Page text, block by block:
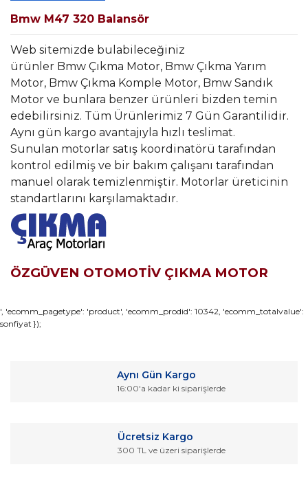
Bmw M47 320 Balansör
Web sitemizde bulabileceğiniz
ürünler Bmw Çıkma Motor, Bmw Çıkma Yarım
Motor, Bmw Çıkma Komple Motor, Bmw Sandık
Motor ve bunlara benzer ürünleri bizden temin
edebilirsiniz. Tüm Ürünlerimiz 7 Gün Garantilidir.
Aynı gün kargo avantajıyla hızlı teslimat.
Sunulan motorlar satış koordinatörü tarafından
kontrol edilmiş ve bir bakım çalışanı tarafından
manuel olarak temizlenmiştir. Motorlar üreticinin
standartlarını karşılamaktadır.
ÖZGÜVEN OTOMOTİV ÇIKMA MOTOR
Yorum Yaz
Bu ürünün fiyat bilgisi, resim, ürün açıklamalarında ve diğer
konularda yetersiz gördüğünüz noktaları öneri formunu
Ürün resmi kalitesiz, bozuk veya görüntülenemiyor.
Ürün fiyatı diğer sitelerden daha pahalı.
', 'ecomm_pagetype': 'product', 'ecomm_prodid': 10342, 'ecomm_totalvalue':
sonfiyat });
Aynı Gün Kargo
16:00'a kadar ki siparişlerde
Ücretsiz Kargo
300 TL ve üzeri siparişlerde